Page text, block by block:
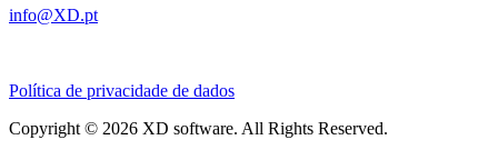
info@XD.pt
Política de privacidade de dados
Copyright © 2026 XD software. All Rights Reserved.